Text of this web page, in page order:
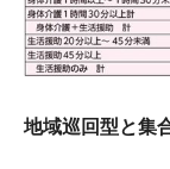
地域巡回型と集